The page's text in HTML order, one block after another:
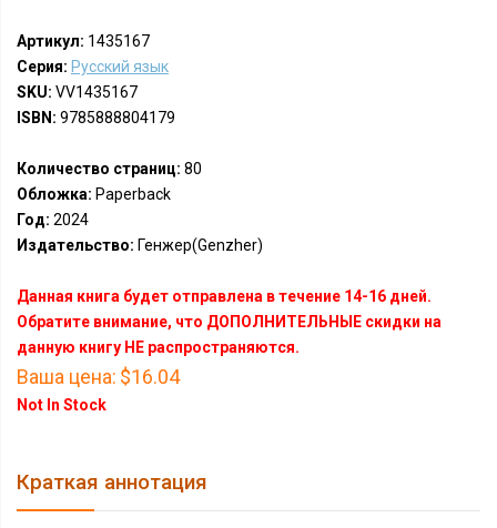
Артикул: 1435167
Серия: Русский язык
SKU: VV1435167
ISBN: 9785888804179
Количество страниц: 80
Обложка: Paperback
Год: 2024
Издательство: Генжер(Genzher)
Данная книга будет отправлена в течение 14-16 дней.
Обратите внимание, что ДОПОЛНИТЕЛЬНЫЕ скидки на
данную книгу НЕ распространяются.
Ваша цена: $16.04
Not In Stock
Краткая аннотация